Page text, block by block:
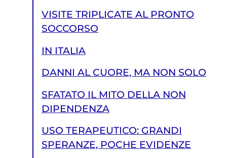
VISITE TRIPLICATE AL PRONTO
SOCCORSO
IN ITALIA
DANNI AL CUORE, MA NON SOLO
SFATATO IL MITO DELLA NON
DIPENDENZA
USO TERAPEUTICO: GRANDI
SPERANZE, POCHE EVIDENZE